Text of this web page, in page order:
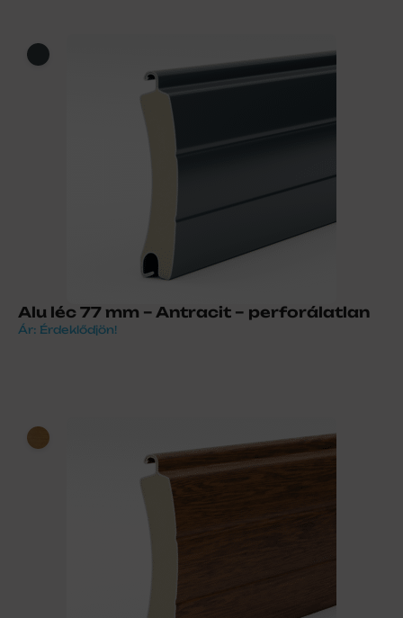
Alu léc 77 mm – Antracit – perforálatlan
Ár: Érdeklődjön!